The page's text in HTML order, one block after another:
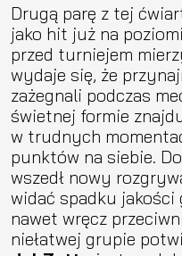
Drugą parę z tej
jako hit już na
przed turniejem
wydaje się, że
zażegnali podczas
świetnej formie
w trudnych
punktów na siebie.
wszedł nowy
widać spadku
nawet wręcz
niełatwej grupie